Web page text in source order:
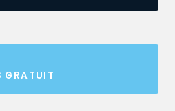
GRATUIT